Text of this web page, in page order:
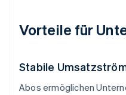
Vorteile für
Stabile
Abos ermöglichen